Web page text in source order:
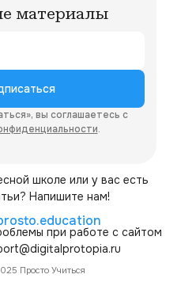
материалы
вы соглашаетесь с
.
школе или у вас есть
Напишите нам!
при работе с сайтом
Просто Учиться